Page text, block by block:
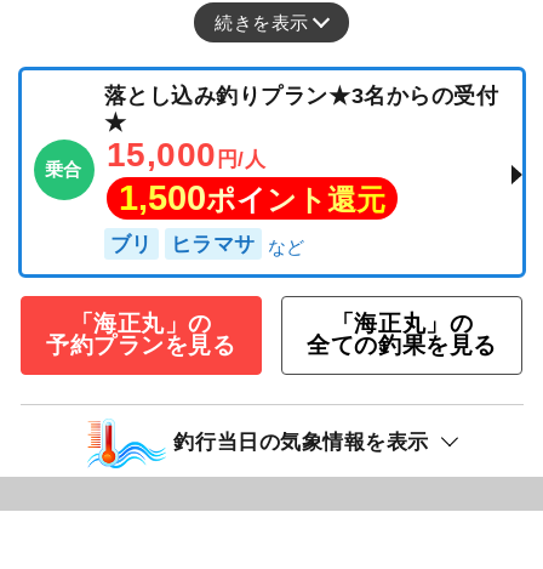
続きを表示
乗合
落とし込み釣りプラン★3名からの受付
★
15,000 円/人
1,500ポイント還元
ブリ ヒラマサ
「海正丸」の
予約プランを見る
「海正丸」の
全ての釣果を見る
釣行当日の気象情報を表示